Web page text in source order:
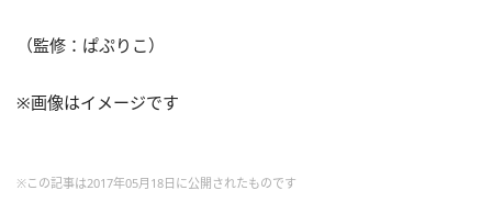
（監修：ぱぷりこ）
※画像はイメージです
※この記事は2017年05月18日に公開されたものです